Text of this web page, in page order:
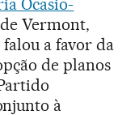
Ocasio-
Vermont,
a favor da
de planos
à